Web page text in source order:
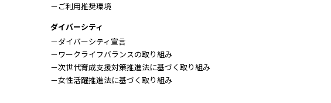
－ご利用推奨環境
ダイバーシティ
－ダイバーシティ宣言
－ワークライフバランスの取り組み
－次世代育成支援対策推進法に基づく取り組み
－女性活躍推進法に基づく取り組み